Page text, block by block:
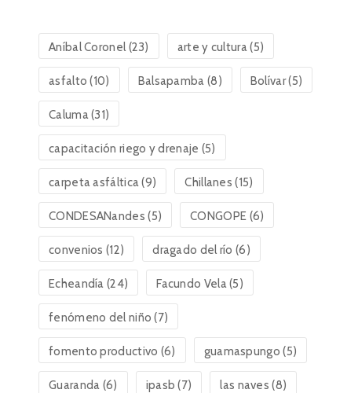
Aníbal Coronel(23) arte y cultura(5)
asfalto (10) Balsapamba (8) Bolívar(5)
Caluma(31)
capacitación riego y drenaje (5)
carpeta asfáltica(9) Chillanes (15)
CONDESANandes (5) CONGOPE (6)
convenios (12) dragado del río (6)
Echeandía (24) Facundo Vela(5)
fenómeno del niño (7)
fomento productivo (6) guamaspungo (5)
Guaranda (6) ipasb (7) las naves (8)